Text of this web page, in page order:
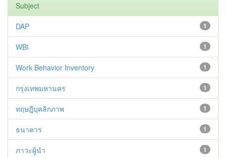
Subject
1
DAP
1
WBI
1
Work Behavior Inventory
1
กรุงเทพมหานคร
1
ทฤษฎีบุคลิกภาพ
1
ธนาคาร
1
ภาวะผู้นำ